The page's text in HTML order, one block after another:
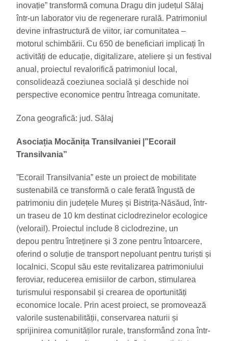
inovație” transformă comuna Dragu din județul Sălaj
într-un laborator viu de regenerare rurală. Patrimoniul
devine infrastructură de viitor, iar comunitatea –
motorul schimbării. Cu 650 de beneficiari implicați în
activități de educație, digitalizare, ateliere și un festival
anual, proiectul revalorifică patrimoniul local,
consolidează coeziunea socială și deschide noi
perspective economice pentru întreaga comunitate.
Zona geografică: jud. Sălaj
Asociația Mocănița Transilvaniei ”Ecorail
Transilvania”
”Ecorail Transilvania” este un proiect de mobilitate
sustenabilă ce transformă o cale ferată îngustă de
patrimoniu din județele Mureș și Bistrița-Năsăud, într-
un traseu de 10 km destinat ciclodrezinelor ecologice
(velorail). Proiectul include 8 ciclodrezine, un
depou pentru întreținere și 3 zone pentru întoarcere,
oferind o soluție de transport nepoluant pentru turiști și
localnici. Scopul său este revitalizarea patrimoniului
feroviar, reducerea emisiilor de carbon, stimularea
turismului responsabil și crearea de oportunități
economice locale. Prin acest proiect, se promovează
valorile sustenabilității, conservarea naturii și
sprijinirea comunităților rurale, transformând zona într-